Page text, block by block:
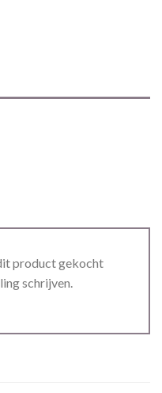
product gekocht
schrijven.